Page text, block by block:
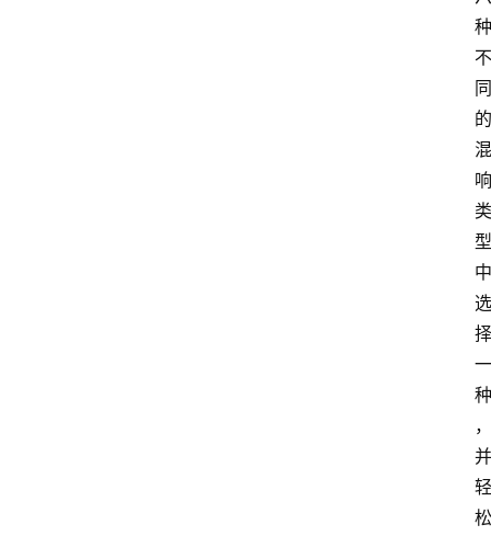
种
不
同
的
混
响
类
型
中
选
择
一
种
，
并
轻
松